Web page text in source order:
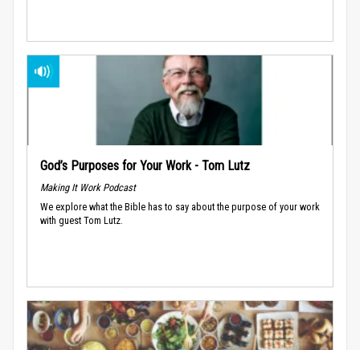
God’s Purposes for Your Work - Tom Lutz
Making It Work Podcast
We explore what the Bible has to say about the purpose of your work
with guest Tom Lutz.